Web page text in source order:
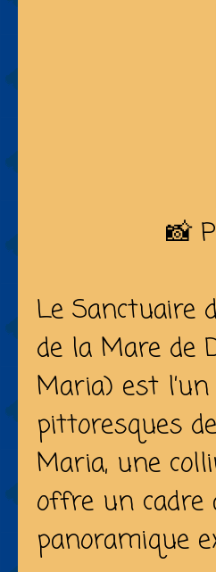
📸
Le Sanctuaire
de la Mare de
Maria) est
pittoresques
Maria, une
offre un
panoramique